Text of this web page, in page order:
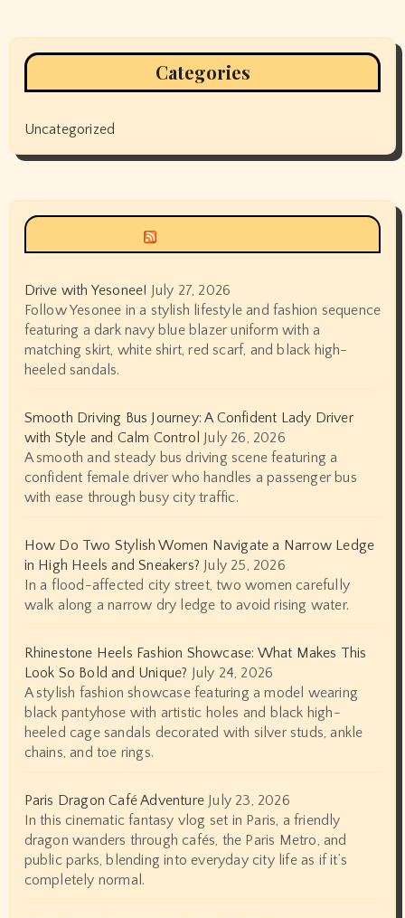
Categories
Uncategorized
Drive with Yesonee! July 27, 2026
Follow Yesonee in a stylish lifestyle and fashion sequence
featuring a dark navy blue blazer uniform with a
matching skirt, white shirt, red scarf, and black high-
heeled sandals.
Smooth Driving Bus Journey: A Confident Lady Driver
with Style and Calm Control July 26, 2026
A smooth and steady bus driving scene featuring a
confident female driver who handles a passenger bus
with ease through busy city traffic.
How Do Two Stylish Women Navigate a Narrow Ledge
in High Heels and Sneakers? July 25, 2026
In a flood-affected city street, two women carefully
walk along a narrow dry ledge to avoid rising water.
Rhinestone Heels Fashion Showcase: What Makes This
Look So Bold and Unique? July 24, 2026
A stylish fashion showcase featuring a model wearing
black pantyhose with artistic holes and black high-
heeled cage sandals decorated with silver studs, ankle
chains, and toe rings.
Paris Dragon Café Adventure July 23, 2026
In this cinematic fantasy vlog set in Paris, a friendly
dragon wanders through cafés, the Paris Metro, and
public parks, blending into everyday city life as if it’s
completely normal.